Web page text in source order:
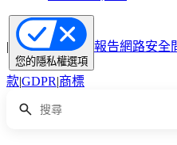
|
您的隱私權選項
報告網路安全
款|GDPR|商標